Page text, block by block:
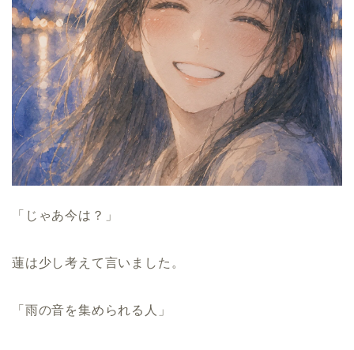
「じゃあ今は？」
蓮は少し考えて言いました。
「雨の音を集められる人」